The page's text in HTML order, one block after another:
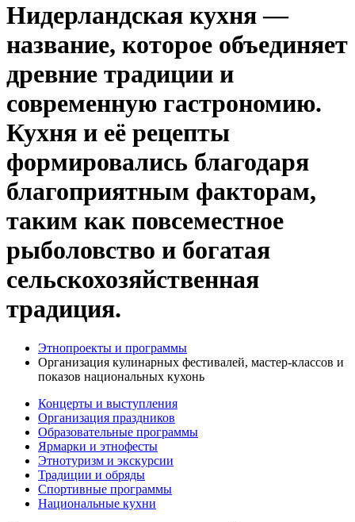
Нидерландская кухня —
название, которое объединяет
древние традиции и
современную гастрономию.
Кухня и её рецепты
формировались благодаря
благоприятным факторам,
таким как повсеместное
рыболовство и богатая
сельскохозяйственная
традиция.
Этнопроекты и программы
Организация кулинарных фестивалей, мастер-классов и
показов национальных кухонь
Концерты и выступления
Организация праздников
Образовательные программы
Ярмарки и этнофесты
Этнотуризм и экскурсии
Традиции и обряды
Спортивные программы
Национальные кухни